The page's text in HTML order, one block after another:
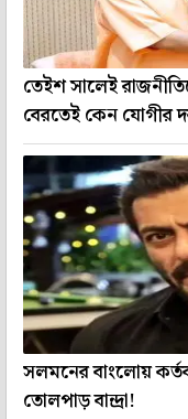
তেইশ সালেই
বেরতেই কেন যোগীর
সলমনের বাংলোয়
তোলপাড় বান্দ্রা!